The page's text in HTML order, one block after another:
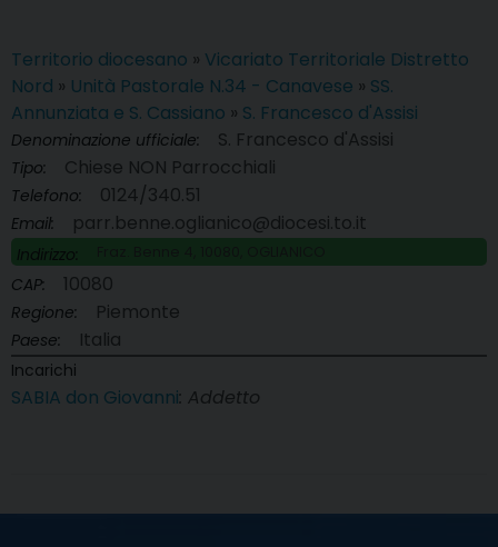
Territorio diocesano » Vicariato Territoriale Distretto
Nord » Unità Pastorale N.34 - Canavese » SS.
Annunziata e S. Cassiano » S. Francesco d'Assisi
Denominazione ufficiale: S. Francesco d'Assisi
Tipo: Chiese NON Parrocchiali
Telefono: 0124/340.51
Email: parr.benne.oglianico@diocesi.to.it
Indirizzo:
CAP: 10080
Regione: Piemonte
Paese: Italia
Incarichi
SABIA don Giovanni : Addetto